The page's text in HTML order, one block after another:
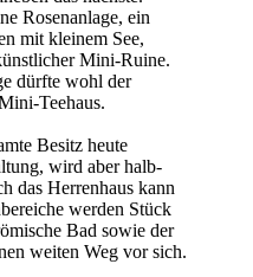
Rosenanlage, ein
mit kleinem See,
Mini-Ruine.
dürfte wohl der
Teehaus.
Besitz heute
wird aber halb-
das Herrenhaus kann
werden Stück
Bad sowie der
weiten Weg vor sich.